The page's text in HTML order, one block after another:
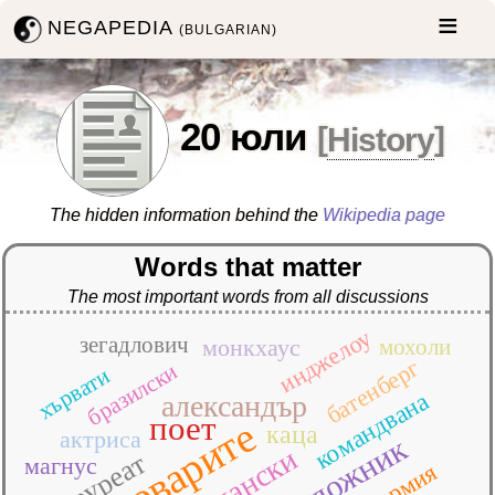
NEGAPEDIA(BULGARIAN)
20 юли [History]
The hidden information behind the Wikipedia page
Words that matter
The most important words from all discussions
поет
александър
кацакомандвана
актриса
батенберг
инджелоу
магнус
монкхаус
бразилски
зегадлович мохоли
хървати